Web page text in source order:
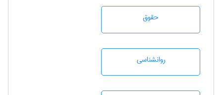
حقوق
روانشناسی